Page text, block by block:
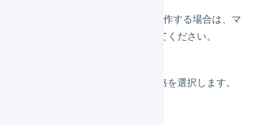
※オペレーターから操作する場合は、マ
ーチャントを選択してください。
印刷するシートの規格を選択します。